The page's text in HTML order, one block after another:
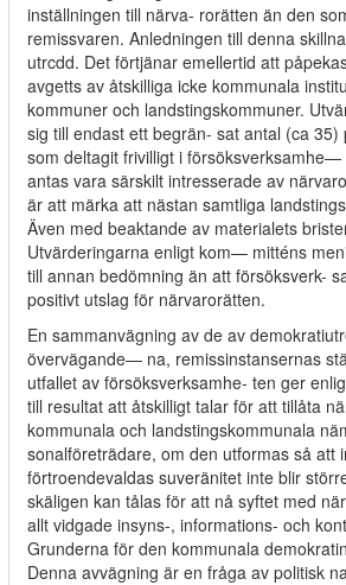
inställningen till närva- rorätten än den
remissvaren. Anledningen till denna
utrcdd. Det förtjänar emellertid att
avgetts av åtskilliga icke kommunala
kommuner och landstingskommuner.
sig till endast ett begrän- sat antal (ca 35)
som deltagit frivilligt i
antas vara särskilt intresserade av
är att märka att nästan samtliga
Även med beaktande av materialets
Utvärderingarna enligt kom— mitténs
till annan bedömning än att försöksverk-
positivt utslag för närvarorätten.
En sammanvägning av de av
övervägande— na, remissinstansernas
utfallet av försöksverksamhe- ten ger
till resultat att åtskilligt talar för att tillåta
kommunala och landstingskommunala
sonalföreträdare, om den utformas så att
förtroendevaldas suveränitet inte blir
skäligen kan tålas för att nå syftet med
allt vidgade insyns-, informations- och
Grunderna för den kommunala
Denna avvägning är en fråga av politisk